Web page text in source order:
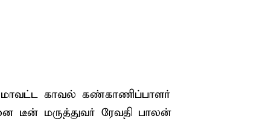
காவல் கண்காணிப்பாளர்
டீன் மருத்துவர் ரேவதி பாலன்